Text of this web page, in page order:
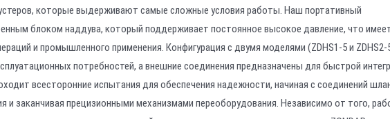
которые выдерживают самые сложные условия работы. Наш портативный
блоком наддува, который поддерживает постоянное высокое давление, что
и промышленного применения. Конфигурация с двумя моделями (ZDHS1-5 и ZDHS2-
потребностей, а внешние соединения предназначены для быстрой
всесторонние испытания для обеспечения надежности, начиная с соединений
заканчивая прецизионными механизмами переоборудования. Независимо от того,